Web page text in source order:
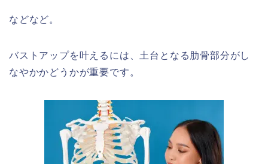
などなど。
バストアップを叶えるには、土台となる肋骨部分がし
なやかかどうかが重要です。